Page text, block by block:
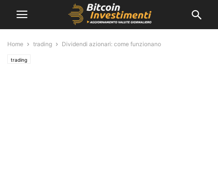
Home trading Dividendi azionari: come funzionano
trading